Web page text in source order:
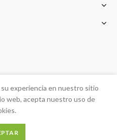
PEIGRIEGA
experiencia en nuestro sitio
web, acepta nuestro uso de